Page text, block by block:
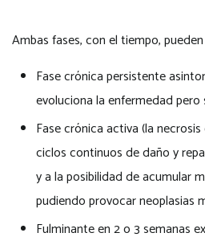
Ambas fases, con el tiempo,
Fase crónica persistente
evoluciona la enfermedad
Fase crónica activa (la
ciclos continuos de daño y
y a la posibilidad de acumular
pudiendo provocar neoplasias
Fulminante en 2 o 3 semanas